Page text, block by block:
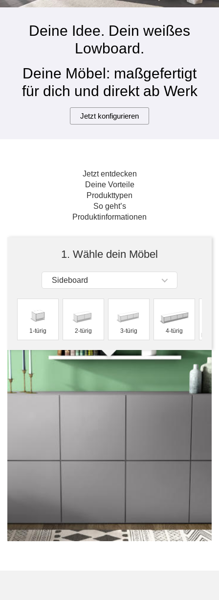
Schuhschrank
Hängeschrank
Hängeboard
TV-Möbel
Sideboard
Massivholz
Badregal
SpiegelschrankPolstermöbel
Sofa
Sessel
Hocker
Küche
Selection
Outdoorküche
der
Deine Idee. Dein weißes
Lowboard.
Deine Möbel: maßgefertigt
für dich und direkt ab Werk
Jetzt konfigurieren
Jetzt entdecken
Deine Vorteile
Produkttypen
So geht’s
Produktinformationen
1. Wähle dein Möbel
Sideboard
1-türig 2-türig 3-türig 4-türig
Kommoden
Massivholz-Schränke & -Regale
Wandboards